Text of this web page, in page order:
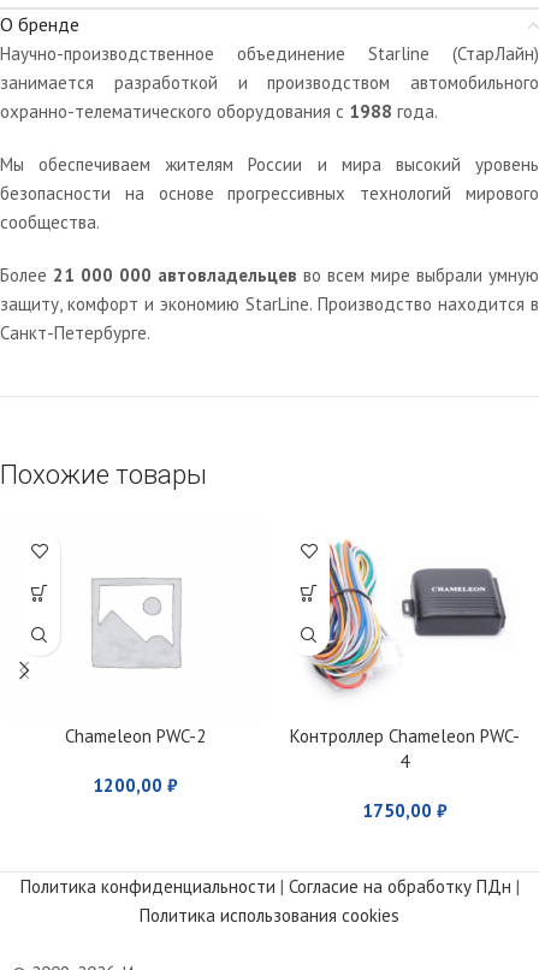
О бренде
Научно-производственное объединение Starline (СтарЛайн)
занимается разработкой и производством автомобильного
охранно-телематического оборудования с 1988 года.
Мы обеспечиваем жителям России и мира высокий уровень
безопасности на основе прогрессивных технологий мирового
сообщества.
Более 21 000 000 автовладельцев во всем мире выбрали умную
защиту, комфорт и экономию StarLine. Производство находится в
Санкт-Петербурге.
Похожие товары
Chameleon PWC-2
1200,00 ₽
Контроллер Chameleon PWC-
4
1750,00 ₽
Политика конфиденциальности | Согласие на обработку ПДн |
Политика использования cookies